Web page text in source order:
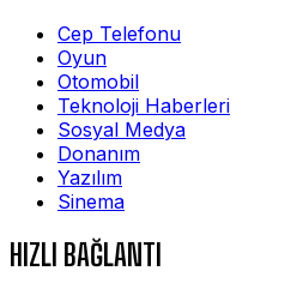
Cep Telefonu
Oyun
Otomobil
Teknoloji Haberleri
Sosyal Medya
Donanım
Yazılım
Sinema
HIZLI BAĞLANTI